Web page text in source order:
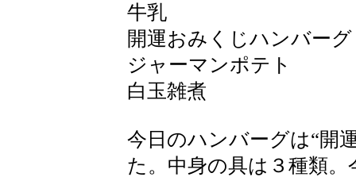
牛乳
開運おみくじハンバーグ
ジャーマンポテト
白玉雑煮
今日のハンバーグは“開
た。中身の具は３種類